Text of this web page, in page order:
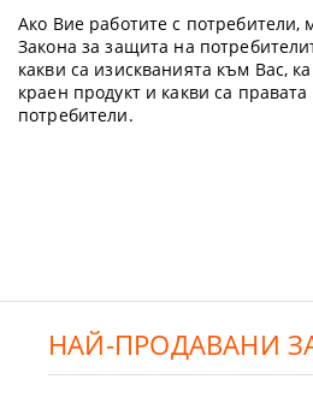
Ако Вие работите с потребители,
Закона за защита на
какви са изискванията към Вас,
краен продукт и какви са
потребители.
НАЙ-ПРОДАВАНИ